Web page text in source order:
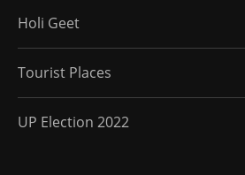
Holi Geet
Tourist Places
UP Election 2022